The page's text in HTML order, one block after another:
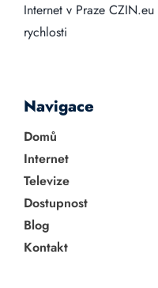
Internet v Praze CZIN.eu
rychlosti
Navigace
Domů
Internet
Televize
Dostupnost
Blog
Kontakt